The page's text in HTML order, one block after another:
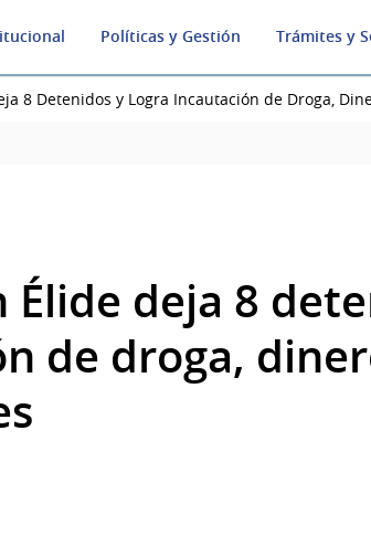
Políticas y Gestión Trámites y
8 Detenidos y Logra Incautación de Droga,
Élide deja 8
de droga,